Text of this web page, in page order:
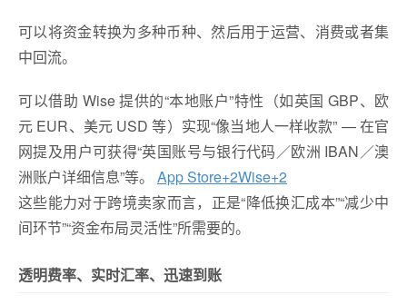
可以将资金转换为多种币种、然后用于运营、消费或者集
中回流。
可以借助 Wise 提供的“本地账户”特性（如英国 GBP、欧
元 EUR、美元 USD 等）实现“像当地人一样收款” — 在官
网提及用户可获得“英国账号与银行代码／欧洲 IBAN／澳
洲账户详细信息”等。 App Store+2Wise+2
这些能力对于跨境卖家而言，正是“降低换汇成本”“减少中
间环节”“资金布局灵活性”所需要的。
透明费率、实时汇率、迅速到账